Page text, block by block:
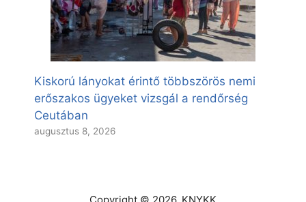
Kiskorú lányokat érintő többszörös nemi
erőszakos ügyeket vizsgál a rendőrség
Ceutában
augusztus 8, 2026